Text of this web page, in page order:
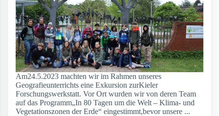
Am24.5.2023 machten wir im Rahmen unseres
Geografieunterrichts eine Exkursion zurKieler
Forschungswerkstatt. Vor Ort wurden wir von deren Team
auf das Programm„In 80 Tagen um die Welt – Klima- und
Vegetationszonen der Erde“ eingestimmt,bevor unsere ...